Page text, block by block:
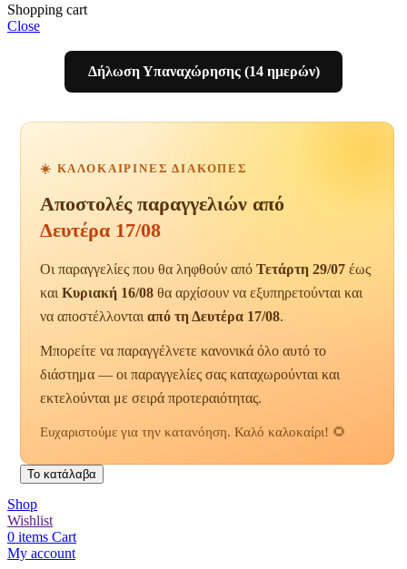
Shopping cart
Close
Δήλωση Υπαναχώρησης (14 ημερών)
☀️ ΚΑΛΟΚΑΙΡΙΝΈΣ ΔΙΑΚΟΠΈΣ
Αποστολές παραγγελιών από
Δευτέρα 17/08
Οι παραγγελίες που θα ληφθούν από Τετάρτη 29/07 έως
και Κυριακή 16/08 θα αρχίσουν να εξυπηρετούνται και
να αποστέλλονται από τη Δευτέρα 17/08.
Μπορείτε να παραγγέλνετε κανονικά όλο αυτό το
διάστημα — οι παραγγελίες σας καταχωρούνται και
εκτελούνται με σειρά προτεραιότητας.
Ευχαριστούμε για την κατανόηση. Καλό καλοκαίρι! 🌻
Το κατάλαβα
Shop
Wishlist
0 items Cart
My account